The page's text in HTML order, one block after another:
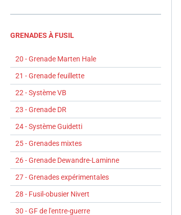
GRENADES À FUSIL
20 - Grenade Marten Hale
21 - Grenade feuillette
22 - Système VB
23 - Grenade DR
24 - Système Guidetti
25 - Grenades mixtes
26 - Grenade Dewandre-Laminne
27 - Grenades expérimentales
28 - Fusil-obusier Nivert
30 - GF de l'entre-guerre